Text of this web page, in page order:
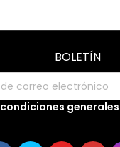
BOLETÍN
condiciones generales